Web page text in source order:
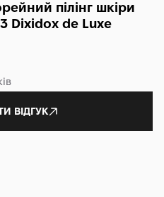
пілінг шкіри
Dixidox de Luxe
ВІДГУК